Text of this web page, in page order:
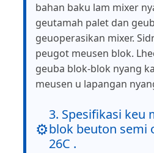
bahan baku lam mixer
geutamah palet dan
geuoperasikan mixer.
peugot meusen blok.
geuba blok-blok nyang
meusen u lapangan
⚙️
3. Spesifikasi keu
blok beuton semi
26C .